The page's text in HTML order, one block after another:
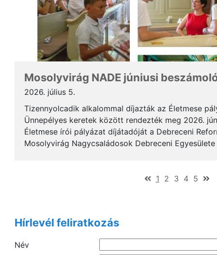
Mosolyvirág NADE júniusi
2026. július 5.
Tizennyolcadik alkalommal díjazták az Életmese
Ünnepélyes keretek között rendezték meg 2026.
Életmese írói pályázat díjátadóját a Debreceni
Mosolyvirág Nagycsaládosok Debreceni
1(current)
2 3 4 5
Hírlevél feliratkozás
Név